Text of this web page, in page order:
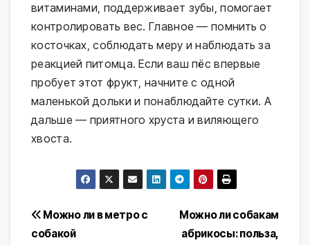
витаминами, поддерживает зубы, помогает
контролировать вес. Главное — помнить о
косточках, соблюдать меру и наблюдать за
реакцией питомца. Если ваш пёс впервые
пробует этот фрукт, начните с одной
маленькой дольки и понаблюдайте сутки. А
дальше — приятного хруста и виляющего
хвоста.
Навигация
Можно ли собакам
абрикосы: польза,
Можно ли в метро с
собакой